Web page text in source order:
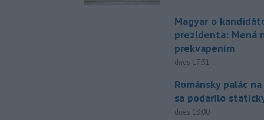
Magyar o
prezidenta: Mená
prekvapením
dnes 17:31
Románsky palác
sa podarilo
dnes 18:00